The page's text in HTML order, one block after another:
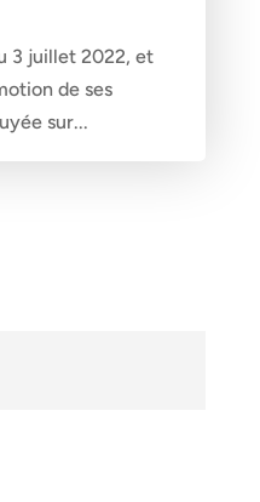
3 juillet 2022, et
de ses
sur...